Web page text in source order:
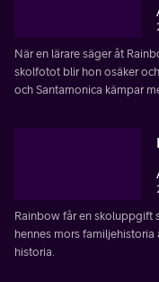
När en lärare säger åt
skolfotot blir hon osäker
och Santamonica kämpar
Rainbow får en skoluppgift
hennes mors
historia.